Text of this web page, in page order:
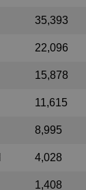
35,393
22,096
15,878
11,615
8,995
4,028
1,408